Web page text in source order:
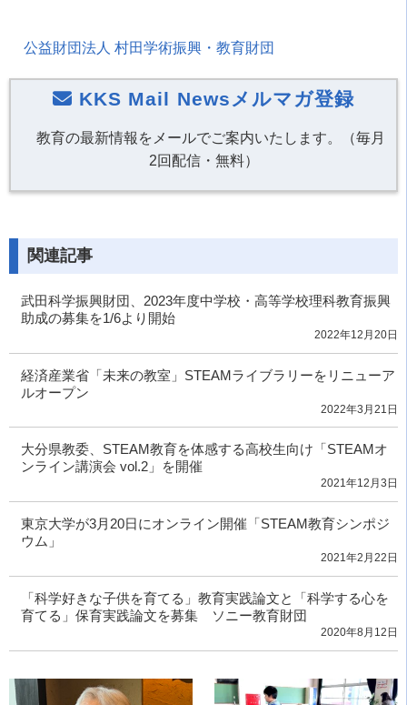
公益財団法人 村田学術振興・教育財団
KKS Mail Newsメルマガ登録
教育の最新情報をメールでご案内いたします。（毎月
2回配信・無料）
関連記事
武田科学振興財団、2023年度中学校・高等学校理科教育振興
助成の募集を1/6より開始
2022年12月20日
経済産業省「未来の教室」STEAMライブラリーをリニューア
ルオープン
2022年3月21日
大分県教委、STEAM教育を体感する高校生向け「STEAMオ
ンライン講演会 vol.2」を開催
2021年12月3日
東京大学が3月20日にオンライン開催「STEAM教育シンポジ
ウム」
2021年2月22日
「科学好きな子供を育てる」教育実践論文と「科学する心を
育てる」保育実践論文を募集 ソニー教育財団
2020年8月12日